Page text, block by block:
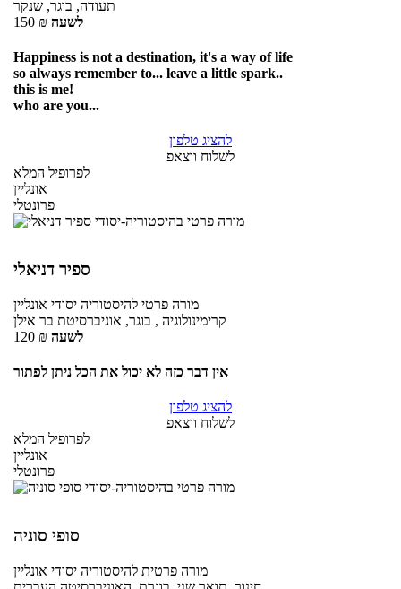
תעודה, בוגר, שנקר
150 ₪ לשעה
Happiness is not a destination, it's a way of life
so always remember to... leave a little spark..
this is me!
who are you...
להציג טלפון
לשלוח ווצאפ
לפרופיל המלא
אונליין
פרונטלי
ספיר דניאלי
מורה פרטי להיסטוריה יסודי אונליין
קרימינולוגיה , בוגר, אוניברסיטת בר אילן
120 ₪ לשעה
אין דבר כזה לא יכול את הכל ניתן לפתור
להציג טלפון
לשלוח ווצאפ
לפרופיל המלא
אונליין
פרונטלי
סופי סוניה
מורה פרטית להיסטוריה יסודי אונליין